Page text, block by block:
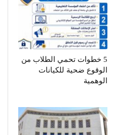
5 خطوات تحمي الطلاب من
الوقوع ضحية للكيانات
الوهمية